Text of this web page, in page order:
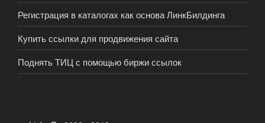
Регистрация в каталогах как основа ЛинкБилдинга
Купить ссылки для продвижения сайта
Поднять ТИЦ с помощью биржи ссылок